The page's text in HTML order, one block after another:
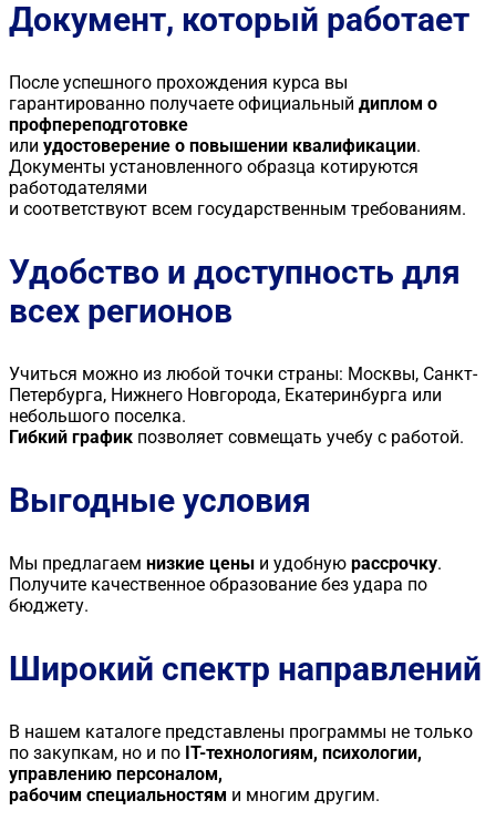
Документ, который работает
После успешного прохождения курса вы
гарантированно получаете официальный диплом о
профпереподготовке
или удостоверение о повышении квалификации.
Документы установленного образца котируются
работодателями
и соответствуют всем государственным требованиям.
Удобство и доступность для
всех регионов
Учиться можно из любой точки страны: Москвы, Санкт-
Петербурга, Нижнего Новгорода, Екатеринбурга или
небольшого поселка.
Гибкий график позволяет совмещать учебу с работой.
Выгодные условия
Мы предлагаем низкие цены и удобную рассрочку.
Получите качественное образование без удара по
бюджету.
Широкий спектр направлений
В нашем каталоге представлены программы не только
по закупкам, но и по IT-технологиям, психологии,
управлению персоналом,
рабочим специальностям и многим другим.